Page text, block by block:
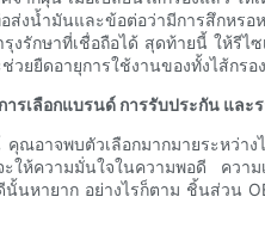
ส่งน้ำมันและข้อต่อว่ามีการสึกห
งรักษาที่เชื่อถือได้ สุดท้ายนี้ ให้รี
วยยืดอายุการใช้งานของทั้งไส้ก
รเลือกแบรนด์ การรับประกัน และ
ณอาจพบตัวเลือกมากมายระหว่
ให้ความมั่นใจในความพอดี คว
นหายาก อย่างไรก็ตาม ชิ้นส่วน